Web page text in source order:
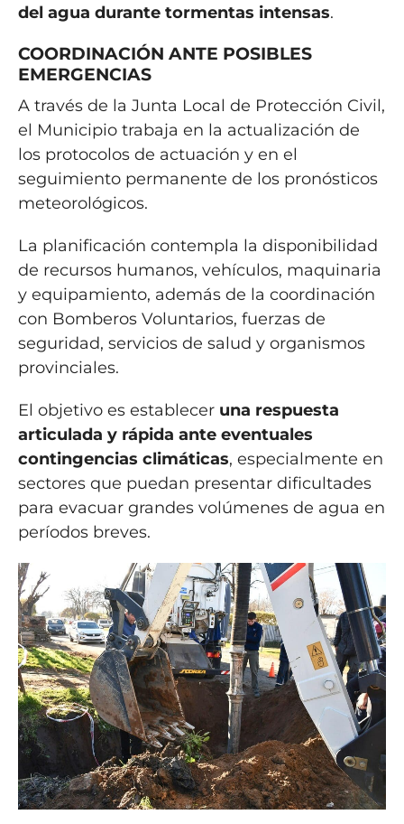
del agua durante tormentas intensas.
COORDINACIÓN ANTE POSIBLES
EMERGENCIAS
A través de la Junta Local de Protección Civil,
el Municipio trabaja en la actualización de
los protocolos de actuación y en el
seguimiento permanente de los pronósticos
meteorológicos.
La planificación contempla la disponibilidad
de recursos humanos, vehículos, maquinaria
y equipamiento, además de la coordinación
con Bomberos Voluntarios, fuerzas de
seguridad, servicios de salud y organismos
provinciales.
El objetivo es establecer una respuesta
articulada y rápida ante eventuales
contingencias climáticas, especialmente en
sectores que puedan presentar dificultades
para evacuar grandes volúmenes de agua en
períodos breves.